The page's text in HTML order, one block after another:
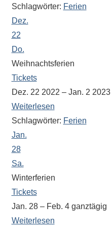
Schlagwörter: Ferien
Dez.
22
Do.
Weihnachtsferien
Tickets
Dez. 22 2022 – Jan. 2 2023
Weiterlesen
Schlagwörter: Ferien
Jan.
28
Sa.
Winterferien
Tickets
Jan. 28 – Feb. 4 ganztägig
Weiterlesen